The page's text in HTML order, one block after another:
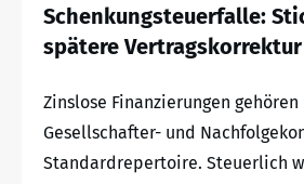
Schenkungsteuerfalle:
spätere Vertragskorrektur
Zinslose Finanzierungen
Gesellschafter- und
Standardrepertoire. Steuerlich